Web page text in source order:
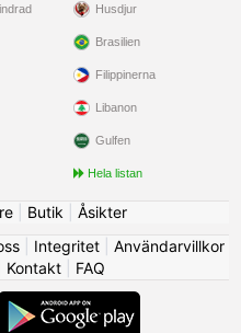
Husdjur
Brasilien
Filippinerna
Libanon
Gulfen
Hela listan
| Butik
Åsikter
| Integritet| Användarvillkor
Kontakt| FAQ